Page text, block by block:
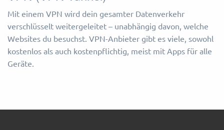
Mit einem VPN wird dein gesamter Datenverkehr
verschlüsselt weitergeleitet – unabhängig davon, welche
Websites du besuchst. VPN-Anbieter gibt es viele, sowohl
kostenlos als auch kostenpflichtig, meist mit Apps für alle
Geräte.